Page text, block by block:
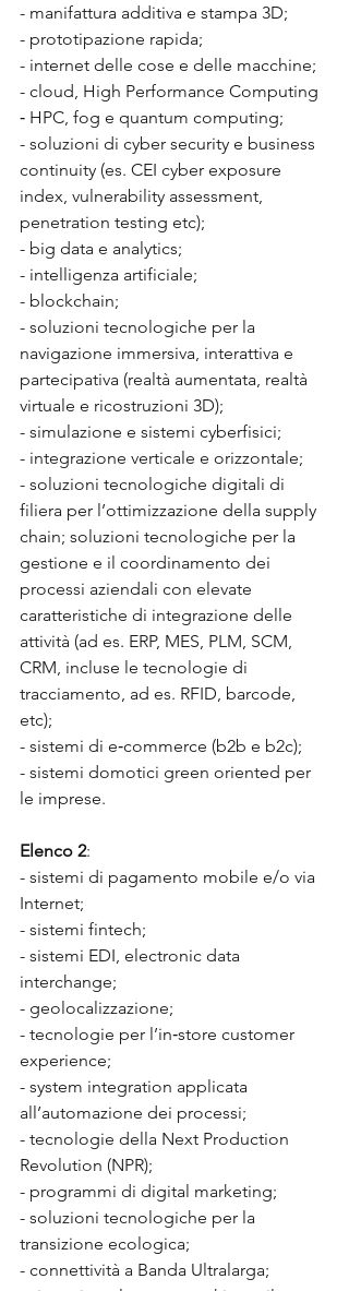
- manifattura additiva e stampa 3D;
- prototipazione rapida;
- internet delle cose e delle macchine;
- cloud, High Performance Computing
‐ HPC, fog e quantum computing;
- soluzioni di cyber security e business
continuity (es. CEI cyber exposure
index, vulnerability assessment,
penetration testing etc);
- big data e analytics;
- intelligenza artificiale;
- blockchain;
- soluzioni tecnologiche per la
navigazione immersiva, interattiva e
partecipativa (realtà aumentata, realtà
virtuale e ricostruzioni 3D);
- simulazione e sistemi cyberfisici;
- integrazione verticale e orizzontale;
- soluzioni tecnologiche digitali di
filiera per l’ottimizzazione della supply
chain; soluzioni tecnologiche per la
gestione e il coordinamento dei
processi aziendali con elevate
caratteristiche di integrazione delle
attività (ad es. ERP, MES, PLM, SCM,
CRM, incluse le tecnologie di
tracciamento, ad es. RFID, barcode,
etc);
- sistemi di e‐commerce (b2b e b2c);
- sistemi domotici green oriented per
le imprese.
Elenco 2:
- sistemi di pagamento mobile e/o via
Internet;
- sistemi fintech;
- sistemi EDI, electronic data
interchange;
- geolocalizzazione;
- tecnologie per l’in‐store customer
experience;
- system integration applicata
all’automazione dei processi;
- tecnologie della Next Production
Revolution (NPR);
- programmi di digital marketing;
- soluzioni tecnologiche per la
transizione ecologica;
- connettività a Banda Ultralarga;